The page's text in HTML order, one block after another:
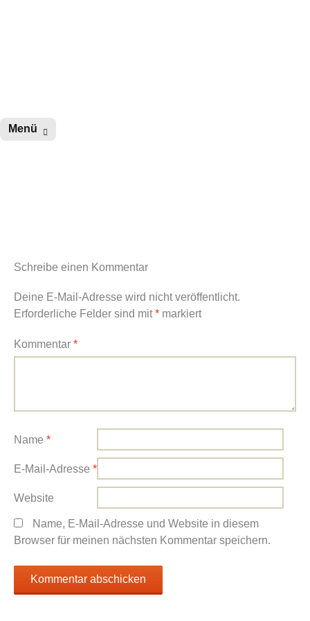
Menü
Schreibe einen Kommentar
Deine E-Mail-Adresse wird nicht veröffentlicht.
Erforderliche Felder sind mit* markiert
Kommentar *
Name *
E-Mail-Adresse *
Website
Name, E-Mail-Adresse und Website in diesem
Browser für meinen nächsten Kommentar speichern.